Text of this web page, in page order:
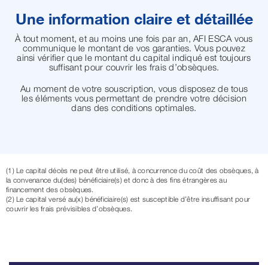
Une information claire et détaillée
À tout moment, et au moins une fois par an, AFI ESCA vous
communique le montant de vos garanties. Vous pouvez
ainsi vérifier que le montant du capital indiqué est toujours
suffisant pour couvrir les frais d’obsèques.
Au moment de votre souscription, vous disposez de tous
les éléments vous permettant de prendre votre décision
dans des conditions optimales.
(1) Le capital décès ne peut être utilisé, à concurrence du coût des obsèques, à
la convenance du(des) bénéficiaire(s) et donc à des fins étrangères au
financement des obsèques.
(2) Le capital versé au(x) bénéficiaire(s) est susceptible d’être insuffisant pour
couvrir les frais prévisibles d’obsèques.